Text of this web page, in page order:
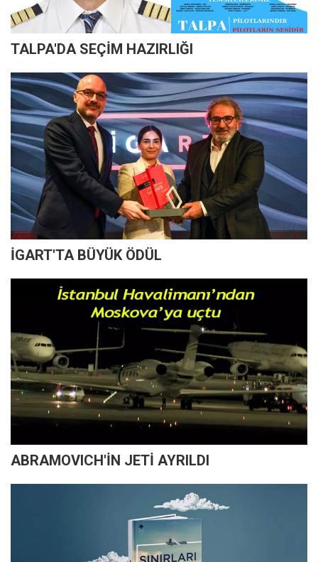
TALPA'DA SEÇİM HAZIRLIĞI
İGART'TA BÜYÜK ÖDÜL
ABRAMOVICH'İN JETİ AYRILDI